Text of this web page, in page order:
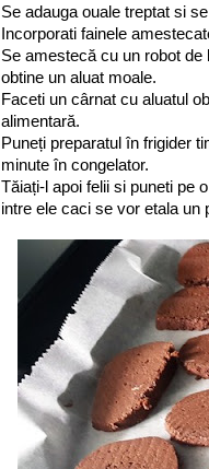
Se adauga ouale treptat si
Incorporati fainele
Se amestecă cu un robot
obtine un aluat moale.
Faceti un cârnat cu aluatul
alimentară.
Puneți preparatul în frigider
minute în congelator.
Tăiați-l apoi felii si puneti pe
intre ele caci se vor etala un